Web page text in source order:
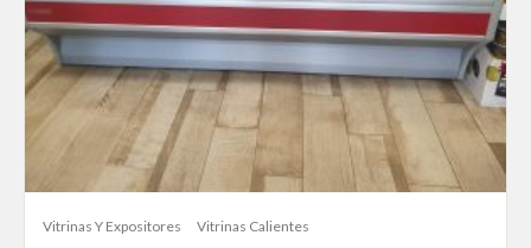
Vitrinas Y Expositores Vitrinas Calientes